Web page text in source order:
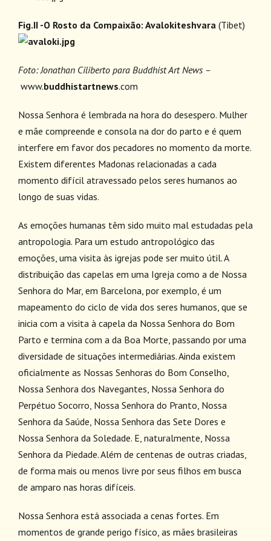
Fig.II -O Rosto da Compaixão: Avalokiteshvara (Tibet)
Foto: Jonathan Ciliberto para Buddhist Art News –
www.buddhistartnews.com
Nossa Senhora é lembrada na hora do desespero. Mulher
e mãe compreende e consola na dor do parto e é quem
interfere em favor dos pecadores no momento da morte.
Existem diferentes Madonas relacionadas a cada
momento difícil atravessado pelos seres humanos ao
longo de suas vidas.
As emoções humanas têm sido muito mal estudadas pela
antropologia. Para um estudo antropológico das
emoções, uma visita às igrejas pode ser muito útil. A
distribuição das capelas em uma Igreja como a de Nossa
Senhora do Mar, em Barcelona, por exemplo, é um
mapeamento do ciclo de vida dos seres humanos, que se
inicia com a visita à capela da Nossa Senhora do Bom
Parto e termina com a da Boa Morte, passando por uma
diversidade de situações intermediárias. Ainda existem
oficialmente as Nossas Senhoras do Bom Conselho,
Nossa Senhora dos Navegantes, Nossa Senhora do
Perpétuo Socorro, Nossa Senhora do Pranto, Nossa
Senhora da Saúde, Nossa Senhora das Sete Dores e
Nossa Senhora da Soledade. E, naturalmente, Nossa
Senhora da Piedade. Além de centenas de outras criadas,
de forma mais ou menos livre por seus filhos em busca
de amparo nas horas difíceis.
Nossa Senhora está associada a cenas fortes. Em
momentos de grande perigo físico, as mães brasileiras